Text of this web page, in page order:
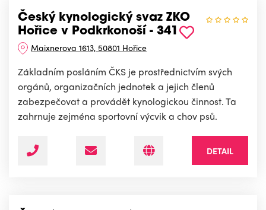
Český kynologický svaz ZKO
Hořice v Podkrkonoší - 341
Maixnerova 1613, 50801 Hořice
Základním posláním ČKS je prostřednictvím svých
orgánů, organizačních jednotek a jejich členů
zabezpečovat a provádět kynologickou činnost. Ta
zahrnuje zejména sportovní výcvik a chov psů.
DETAIL